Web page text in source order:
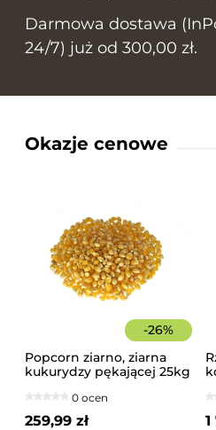
Darmowa dostawa
24/7) już od 300,00 zł.
Okazje cenowe
-26%
Popcorn ziarno, ziarna
kukurydzy pękającej 25kg
0 ocen
259,99 zł